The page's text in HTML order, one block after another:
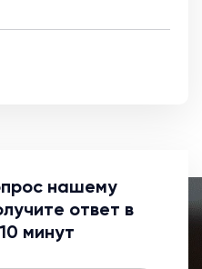
нашему
ответ в
минут